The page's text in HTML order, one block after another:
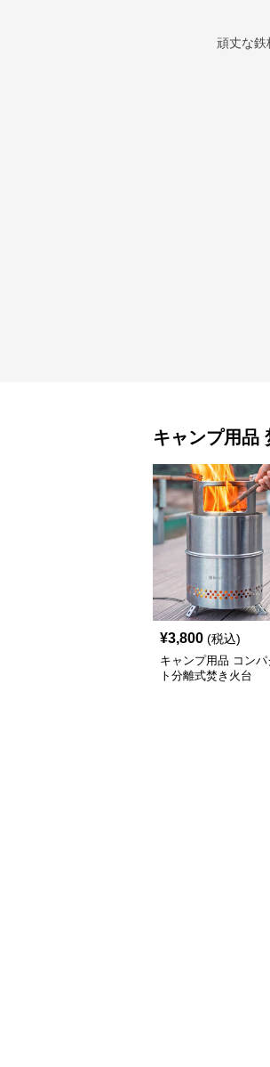
頑丈な鉄
キャンプ用品
¥3,800 (税込)
キャンプ用品 コンパ
ト分離式焚き火台